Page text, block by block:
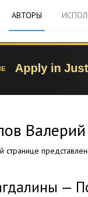
АВТОРЫ
Валерий
странице
—